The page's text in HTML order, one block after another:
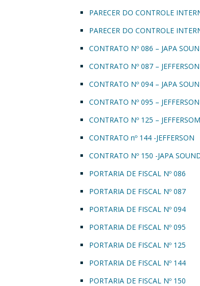
PARECER DO CONTROLE
PARECER DO CONTROLE
CONTRATO Nº 086 – JAPA
CONTRATO Nº 087 – JEFFERSON
CONTRATO Nº 094 – JAPA
CONTRATO Nº 095 – JEFFERSON
CONTRATO Nº 125 – JEFFERSOM
CONTRATO nº 144 -JEFFERSON
CONTRATO Nº 150 -JAPA
PORTARIA DE FISCAL Nº 086
PORTARIA DE FISCAL Nº 087
PORTARIA DE FISCAL Nº 094
PORTARIA DE FISCAL Nº 095
PORTARIA DE FISCAL Nº 125
PORTARIA DE FISCAL Nº 144
PORTARIA DE FISCAL Nº 150